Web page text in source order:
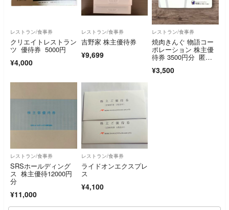
レストラン/食事券
クリエイトレストラン
ツ 優待券 5000円
¥4,000
レストラン/食事券
吉野家 株主優待券
¥9,699
レストラン/食事券
焼肉きんぐ 物語コー
ポレーション 株主優
待券 3500円分 匿名
¥3,500
レストラン/食事券
SRSホールディング
ス 株主優待12000円
分
¥11,000
レストラン/食事券
ライドオンエクスプレ
ス
¥4,100